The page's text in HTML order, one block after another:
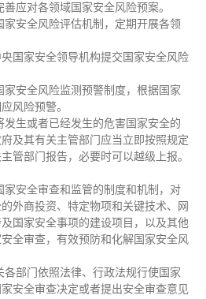
应对各领域国家安全风险预案。
家安全风险评估机制，定期开展各领
国家安全领导机构提交国家安全风险
家安全风险监测预警制度，根据国家
风险预警。
发生或者已经发生的危害国家安全的
及其有关主管部门应当立即按照规定
管部门报告，必要时可以越级上报。
家安全审查和监管的制度和机制，对
外商投资、特定物项和关键技术、网
国家安全事项的建设项目，以及其他
全审查，有效预防和化解国家安全风
各部门依照法律、行政法规行使国家
安全审查决定或者提出安全审查意见